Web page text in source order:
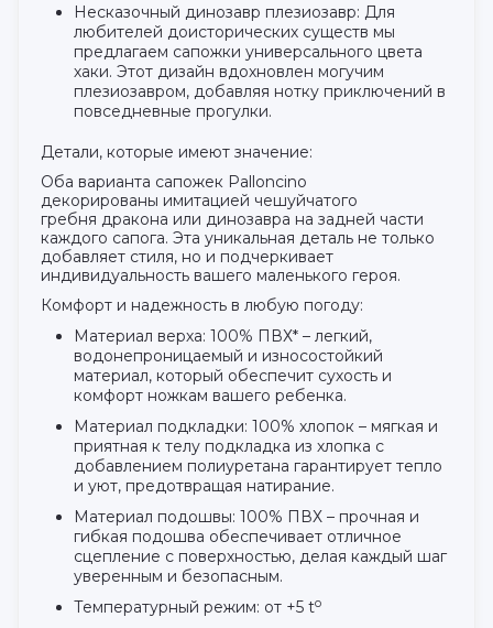
Несказочный динозавр плезиозавр: Для
любителей доисторических существ мы
предлагаем сапожки универсального цвета
хаки. Этот дизайн вдохновлен могучим
плезиозавром, добавляя нотку приключений в
повседневные прогулки.
Детали, которые имеют значение:
Оба варианта сапожек Palloncino
декорированы имитацией чешуйчатого
гребня дракона или динозавра на задней части
каждого сапога. Эта уникальная деталь не только
добавляет стиля, но и подчеркивает
индивидуальность вашего маленького героя.
Комфорт и надежность в любую погоду:
Материал верха: 100% ПВХ* – легкий,
водонепроницаемый и износостойкий
материал, который обеспечит сухость и
комфорт ножкам вашего ребенка.
Материал подкладки: 100% хлопок – мягкая и
приятная к телу подкладка из хлопка с
добавлением полиуретана гарантирует тепло
и уют, предотвращая натирание.
Материал подошвы: 100% ПВХ – прочная и
гибкая подошва обеспечивает отличное
сцепление с поверхностью, делая каждый шаг
уверенным и безопасным.
Температурный режим: от +5 tо